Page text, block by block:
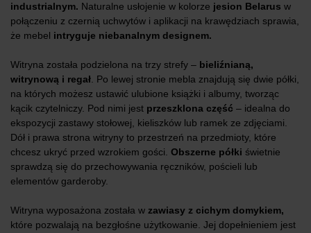
industrialnym. Naturalne usłojenie w kolorze jesion Belarus w
połączeniu z czernią uchwytów i aplikacji na krawędziach sprawia,
że mebel intryguje niebanalnym designem.
Witryna została podzielona na trzy strefy – bieliźnianą,
witrynową i regał . Po lewej stronie mebla znajdują się dwie półki,
na których możesz ustawić ulubione książki i albumy, tworząc
kącik czytelniczy. Pod nimi jest przeszklona część – idealna do
ekspozycji zastawy stołowej, kieliszków lub ramek ze zdjęciami.
Dół i prawa strona witryny to przestrzeń na przedmioty, które
chcesz ukryć przed wzrokiem gości. Obszerne półki świetnie
sprawdzą się do przechowywania ręczników, pościeli lub
elementów garderoby.
Witryna wyposażona została w zawiasy z cichym domykiem,
które pozwalają na bezgłośne użytkowanie. Jej dopełnieniem jest